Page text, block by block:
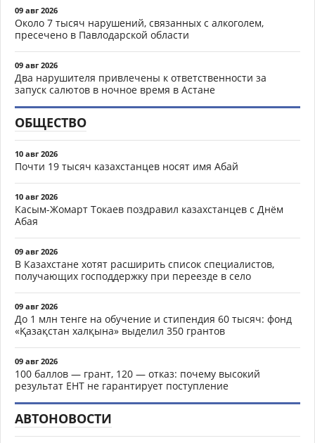
09 авг 2026
Около 7 тысяч нарушений, связанных с алкоголем,
пресечено в Павлодарской области
09 авг 2026
Два нарушителя привлечены к ответственности за
запуск салютов в ночное время в Астане
ОБЩЕСТВО
10 авг 2026
Почти 19 тысяч казахстанцев носят имя Абай
10 авг 2026
Касым-Жомарт Токаев поздравил казахстанцев с Днём
Абая
09 авг 2026
В Казахстане хотят расширить список специалистов,
получающих господдержку при переезде в село
09 авг 2026
До 1 млн тенге на обучение и стипендия 60 тысяч: фонд
«Қазақстан халқына» выделил 350 грантов
09 авг 2026
100 баллов — грант, 120 — отказ: почему высокий
результат ЕНТ не гарантирует поступление
АВТОНОВОСТИ